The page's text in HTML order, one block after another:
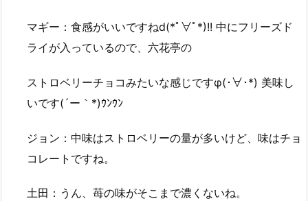
マギー：食感がいいですねd(*ﾟ∀ﾟ*)!! 中にフリーズド
ライが入っているので、六花亭の
ストロベリーチョコみたいな感じですφ(･∀･*) 美味し
いです(´ー｀*)ｳﾝｳﾝ
ジョン：中味はストロベリーの量が多いけど、味はチョ
コレートですね。
土田：うん、苺の味がそこまで濃くないね。